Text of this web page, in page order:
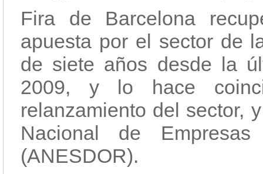
Fira de Barcelona
apuesta por el sector de
de siete años desde la
2009, y lo hace
relanzamiento del sector,
Nacional de
(ANESDOR).